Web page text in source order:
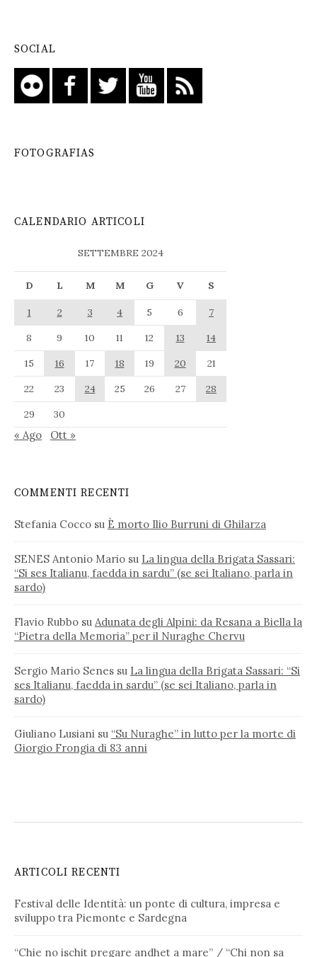
SOCIAL
FOTOGRAFIAS
CALENDARIO ARTICOLI
SETTEMBRE 2024
D L M M G V S
1 2 3 4 5 6
7
8
9 10 11 12 13
14
15
16 17 18 19 20
21
22
23 24 25 26 27
28
29
30
« Ago Ott »
COMMENTI RECENTI
Stefania Cocco su È morto Ilio Burruni di Ghilarza
SENES Antonio Mario su La lingua della Brigata Sassari:
“Si ses Italianu, faedda in sardu” (se sei Italiano, parla in
sardo)
Flavio Rubbo su Adunata degli Alpini: da Resana a Biella la
“Pietra della Memoria” per il Nuraghe Chervu
Sergio Mario Senes su La lingua della Brigata Sassari: “Si
ses Italianu, faedda in sardu” (se sei Italiano, parla in
sardo)
Giuliano Lusiani su “Su Nuraghe” in lutto per la morte di
Giorgio Frongia di 83 anni
ARTICOLI RECENTI
Festival delle Identità: un ponte di cultura, impresa e
sviluppo tra Piemonte e Sardegna
“Chie no ischit pregare andhet a mare” / “Chi non sa